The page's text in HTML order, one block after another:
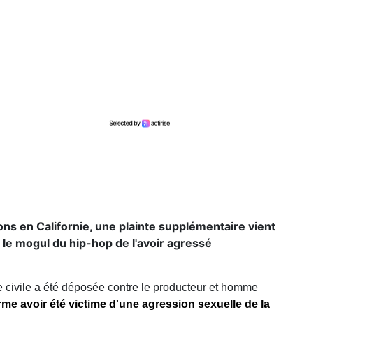
en Californie, une plainte supplémentaire vient
mogul du hip-hop de l'avoir agressé
civile a été déposée contre le producteur et homme
avoir été victime d'une agression sexuelle de la